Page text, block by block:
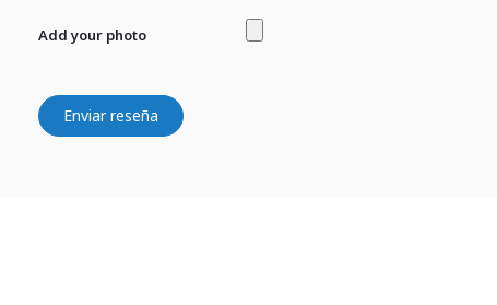
Add your photo
Enviar reseña